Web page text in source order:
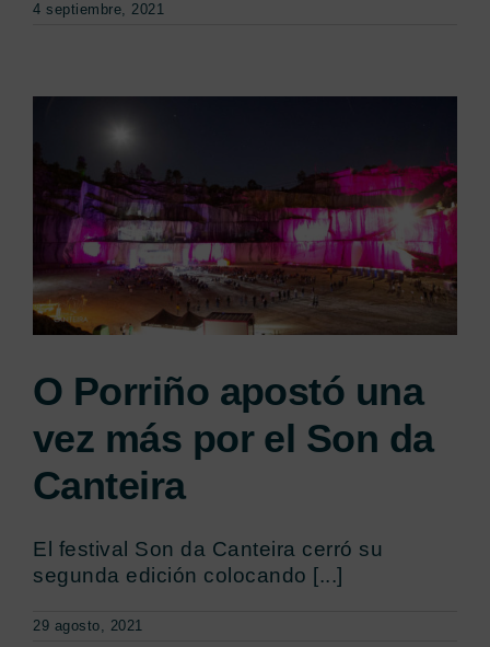
4 septiembre, 2021
O Porriño apostó una
vez más por el Son da
Canteira
El festival Son da Canteira cerró su
segunda edición colocando [...]
29 agosto, 2021